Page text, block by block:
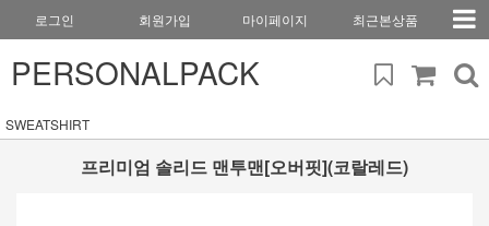
로그인 회원가입 마이페이지 최근본상품
PERSONALPACK
SWEATSHIRT
프리미엄 솔리드 맨투맨[오버핏](코랄레드)